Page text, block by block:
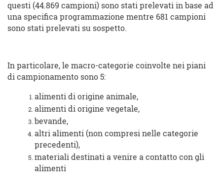
questi (44.869 campioni) sono stati prelevati in base ad
una specifica programmazione mentre 681 campioni
sono stati prelevati su sospetto.
In particolare, le macro-categorie coinvolte nei piani
di campionamento sono 5:
alimenti di origine animale,
alimenti di origine vegetale,
bevande,
altri alimenti (non compresi nelle categorie
precedenti),
materiali destinati a venire a contatto con gli
alimenti